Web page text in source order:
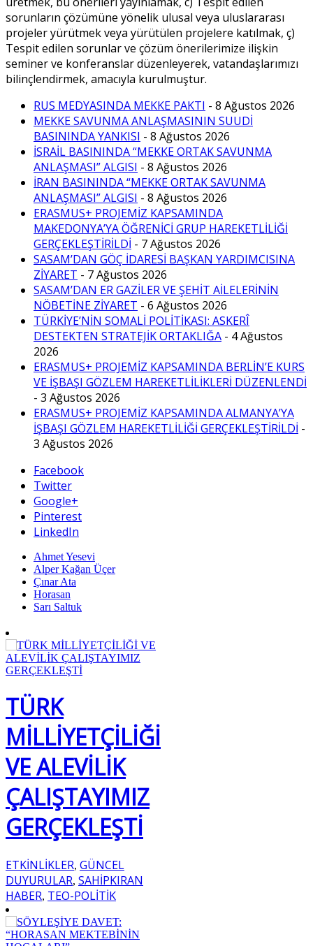
sorunların çözümüne yönelik ulusal veya uluslararası
projeler yürütmek veya yürütülen projelere katılmak, ç)
Tespit edilen sorunlar ve çözüm önerilerimize ilişkin
seminer ve konferanslar düzenleyerek, vatandaşlarımızı
bilinçlendirmek, amacıyla kurulmuştur.
RUS MEDYASINDA MEKKE PAKTI - 8 Ağustos 2026
MEKKE SAVUNMA ANLAŞMASININ SUUDİ
BASININDA YANKISI - 8 Ağustos 2026
İSRAİL BASININDA “MEKKE ORTAK SAVUNMA
ANLAŞMASI” ALGISI - 8 Ağustos 2026
İRAN BASININDA “MEKKE ORTAK SAVUNMA
ANLAŞMASI” ALGISI - 8 Ağustos 2026
ERASMUS+ PROJEMİZ KAPSAMINDA
MAKEDONYA’YA ÖĞRENİCİ GRUP HAREKETLİLİĞİ
GERÇEKLEŞTİRİLDİ - 7 Ağustos 2026
SASAM’DAN GÖÇ İDARESİ BAŞKAN YARDIMCISINA
ZİYARET - 7 Ağustos 2026
SASAM’DAN ER GAZİLER VE ŞEHİT AİLELERİNİN
NÖBETİNE ZİYARET - 6 Ağustos 2026
TÜRKİYE’NİN SOMALİ POLİTİKASI: ASKERÎ
DESTEKTEN STRATEJİK ORTAKLIĞA - 4 Ağustos
2026
ERASMUS+ PROJEMİZ KAPSAMINDA BERLİN’E KURS
VE İŞBAŞI GÖZLEM HAREKETLİLİKLERİ DÜZENLENDİ
- 3 Ağustos 2026
ERASMUS+ PROJEMİZ KAPSAMINDA ALMANYA’YA
İŞBAŞI GÖZLEM HAREKETLİLİĞİ GERÇEKLEŞTİRİLDİ -
3 Ağustos 2026
Facebook
Twitter
Google+
Pinterest
LinkedIn
Ahmet Yesevi
Alper Kağan Üçer
Çınar Ata
Horasan
Sarı Saltuk
TÜRK
MİLLİYETÇİLİĞİ
VE ALEVİLİK
ÇALIŞTAYIMIZ
GERÇEKLEŞTİ
ETKİNLİKLER, GÜNCEL
DUYURULAR, SAHİPKIRAN
HABER, TEO-POLİTİK